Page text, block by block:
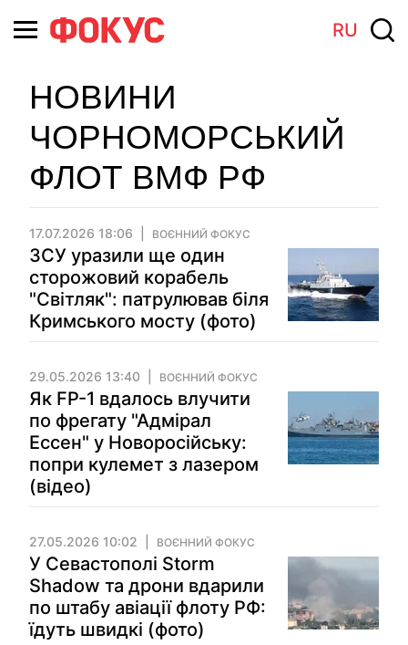
RU
НОВИНИ
ЧОРНОМОРСЬКИЙ
ФЛОТ ВМФ РФ
17.07.2026 18:06 ВОЄННИЙ ФОКУС
ЗСУ уразили ще один
сторожовий корабель
"Світляк": патрулював біля
Кримського мосту (фото)
29.05.2026 13:40 ВОЄННИЙ ФОКУС
Як FP-1 вдалось влучити
по фрегату "Адмірал
Ессен" у Новоросійську:
попри кулемет з лазером
(відео)
27.05.2026 10:02 ВОЄННИЙ ФОКУС
У Севастополі Storm
Shadow та дрони вдарили
по штабу авіації флоту РФ:
їдуть швидкі (фото)